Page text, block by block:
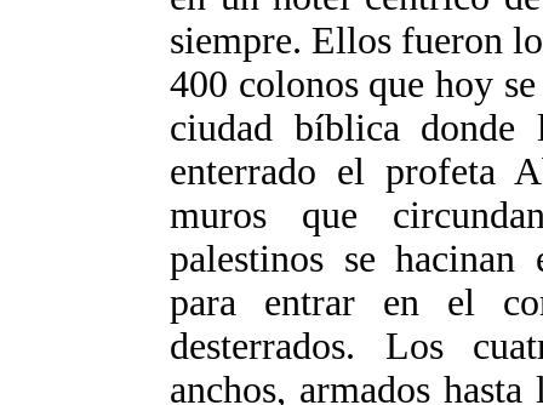
siempre. Ellos fueron
400 colonos que hoy
ciudad bíblica donde
enterrado el profeta
muros que
palestinos se
para entrar en el
desterrados. Los
anchos, armados